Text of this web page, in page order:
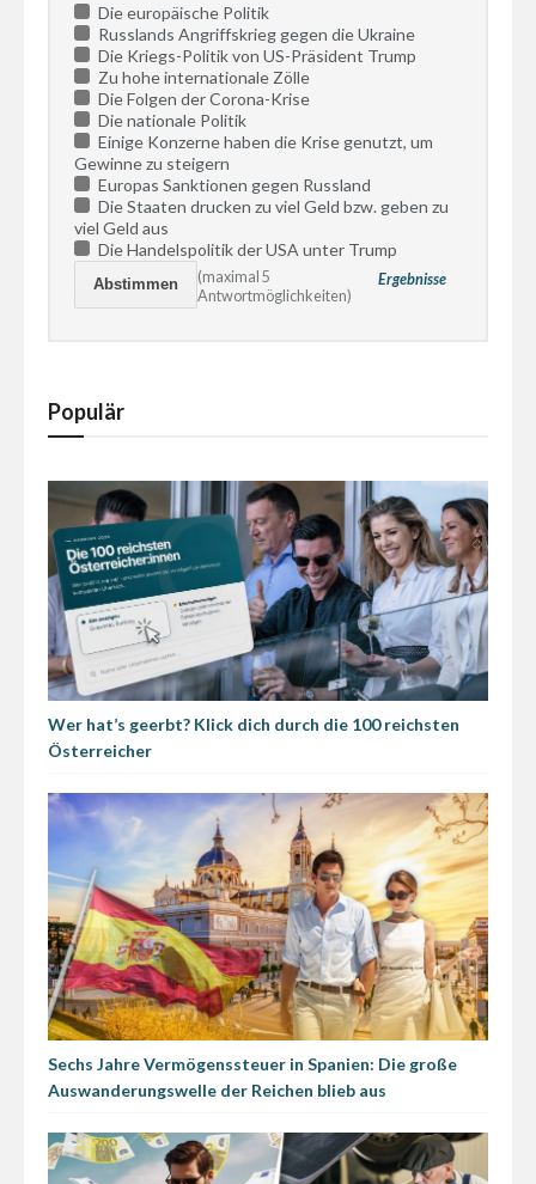
Die europäische Politik
Russlands Angriffskrieg gegen die Ukraine
Die Kriegs-Politik von US-Präsident Trump
Zu hohe internationale Zölle
Die Folgen der Corona-Krise
Die nationale Politik
Einige Konzerne haben die Krise genutzt, um
Gewinne zu steigern
Europas Sanktionen gegen Russland
Die Staaten drucken zu viel Geld bzw. geben zu
viel Geld aus
Die Handelspolitik der USA unter Trump
Ergebnisse
(maximal 5
Antwortmöglichkeiten)
Populär
Wer hat’s geerbt? Klick dich durch die 100 reichsten
Österreicher
Sechs Jahre Vermögenssteuer in Spanien: Die große
Auswanderungswelle der Reichen blieb aus